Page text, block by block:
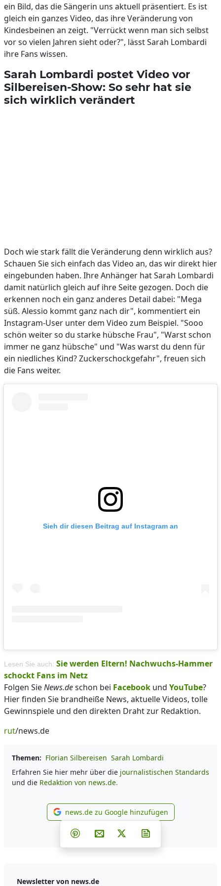
ein Bild, das die Sängerin uns aktuell präsentiert. Es ist
gleich ein ganzes Video, das ihre Veränderung von
Kindesbeinen an zeigt. "Verrückt wenn man sich selbst
vor so vielen Jahren sieht oder?", lässt Sarah Lombardi
ihre Fans wissen.
Sarah Lombardi postet Video vor
Silbereisen-Show: So sehr hat sie
sich wirklich verändert
Doch wie stark fällt die Veränderung denn wirklich aus?
Schauen Sie sich einfach das Video an, das wir direkt hier
eingebunden haben. Ihre Anhänger hat Sarah Lombardi
damit natürlich gleich auf ihre Seite gezogen. Doch die
erkennen noch ein ganz anderes Detail dabei: "Mega
süß. Alessio kommt ganz nach dir", kommentiert ein
Instagram-User unter dem Video zum Beispiel. "Sooo
schön weiter so du starke hübsche Frau", "Warst schon
immer ne ganz hübsche" und "Was warst du denn für
ein niedliches Kind? Zuckerschockgefahr", freuen sich
die Fans weiter.
Sieh dir diesen Beitrag auf Instagram an
Lesen Sie auch: Sie werden Eltern! Nachwuchs-Hammer
schockt Fans im Netz
Folgen SieNews.deschon bei Facebook und YouTube?
Hier finden Sie brandheiße News, aktuelle Videos, tolle
Gewinnspiele und den direkten Draht zur Redaktion.
rut/news.de
Themen: Florian Silbereisen Sarah Lombardi
Erfahren Sie hier mehr über die journalistischen Standards
und die Redaktion von news.de.
news.de zu Google
news.de zu Google hinzufügen
Teilen auf Facebook
Teilen auf Whatsapp
Teilen auf Telegram
Teilen auf Pinterest
Per E-Mail teilen
Post auf X
Newsletter von news.de